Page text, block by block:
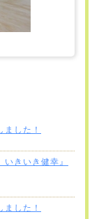
した！
きいき健幸』
した！